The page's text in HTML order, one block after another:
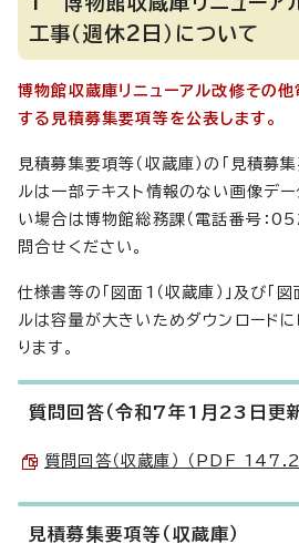
工事（週休2日）について
博物館収蔵庫リニューアル改修その他
する見積募集要項等を公表します。
見積募集要項等（収蔵庫）の「見積募集
ルは一部テキスト情報のない画像デー
い場合は博物館総務課（電話番号
問合せください。
仕様書等の「図面1（収蔵庫）」及び「図
ルは容量が大きいためダウンロード
ります。
質問回答（令和7年1月23日更新
質問回答（収蔵庫） （PDF
見積募集要項等（収蔵庫）